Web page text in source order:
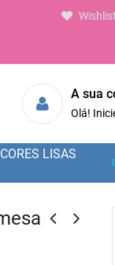
Wishlist
A sua
Olá!
CORES LISAS